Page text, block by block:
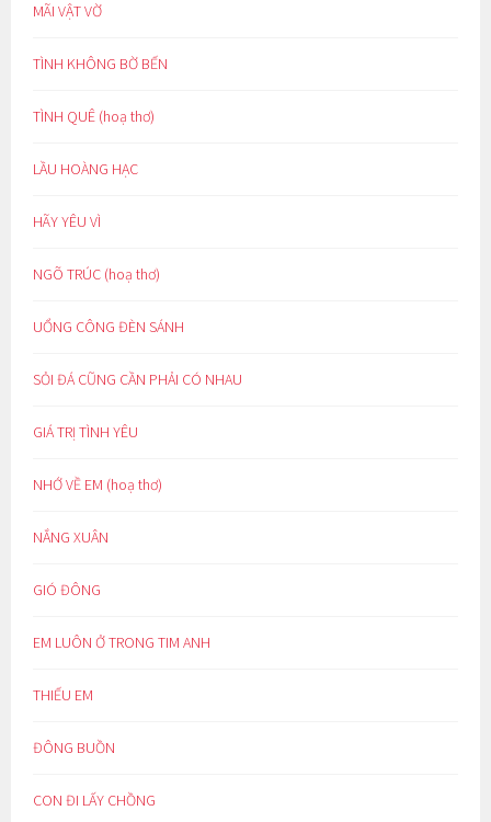
MÃI VẬT VỜ
TÌNH KHÔNG BỜ BẾN
TÌNH QUÊ (hoạ thơ)
LẦU HOÀNG HẠC
HÃY YÊU VÌ
NGÕ TRÚC (hoạ thơ)
UỔNG CÔNG ĐÈN SÁNH
SỎI ĐÁ CŨNG CẦN PHẢI CÓ NHAU
GIÁ TRỊ TÌNH YÊU
NHỚ VỀ EM (hoạ thơ)
NẮNG XUÂN
GIÓ ĐÔNG
EM LUÔN Ở TRONG TIM ANH
THIẾU EM
ĐÔNG BUỒN
CON ĐI LẤY CHỒNG